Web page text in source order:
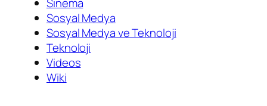
Sinema
Sosyal Medya
Sosyal Medya ve Teknoloji
Teknoloji
Videos
Wiki